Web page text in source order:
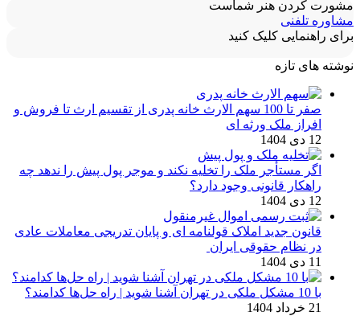
مشورت کردن هنر شماست
مشاوره تلفنی
برای راهنمایی کلیک کنید
نوشته های تازه
صفر تا 100 سهم الارث خانه پدری از تقسیم ارث تا فروش و
افراز ملک ورثه ای
12 دی 1404
اگر مستأجر ملک را تخلیه نکند و موجر پول پیش را ندهد چه
راهکار قانونی وجود دارد؟
12 دی 1404
قانون جدید املاک قولنامه ای و پایان تدریجی معاملات عادی
در نظام حقوقی ایران
11 دی 1404
با 10 مشکل ملکی در تهران آشنا شوید | راه حل‌ها کدامند؟
21 خرداد 1404